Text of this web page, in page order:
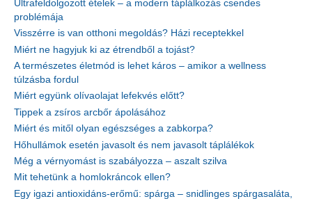
Ultrafeldolgozott ételek – a modern táplálkozás csendes
problémája
Visszérre is van otthoni megoldás? Házi receptekkel
Miért ne hagyjuk ki az étrendből a tojást?
A természetes életmód is lehet káros – amikor a wellness
túlzásba fordul
Miért együnk olívaolajat lefekvés előtt?
Tippek a zsíros arcbőr ápolásához
Miért és mitől olyan egészséges a zabkorpa?
Hőhullámok esetén javasolt és nem javasolt táplálékok
Még a vérnyomást is szabályozza – aszalt szilva
Mit tehetünk a homlokráncok ellen?
Egy igazi antioxidáns-erőmű: spárga – snidlinges spárgasaláta,